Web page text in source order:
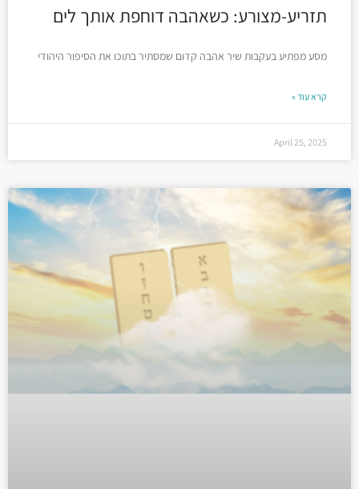
תזריע-מצורע: כשאהבה דוחפת אותך לים
מסע מפתיע בעקבות שיר אהבה קדום שמסתיר בתוכו את הסיפור היהודי
קרא עוד »
April 25, 2025